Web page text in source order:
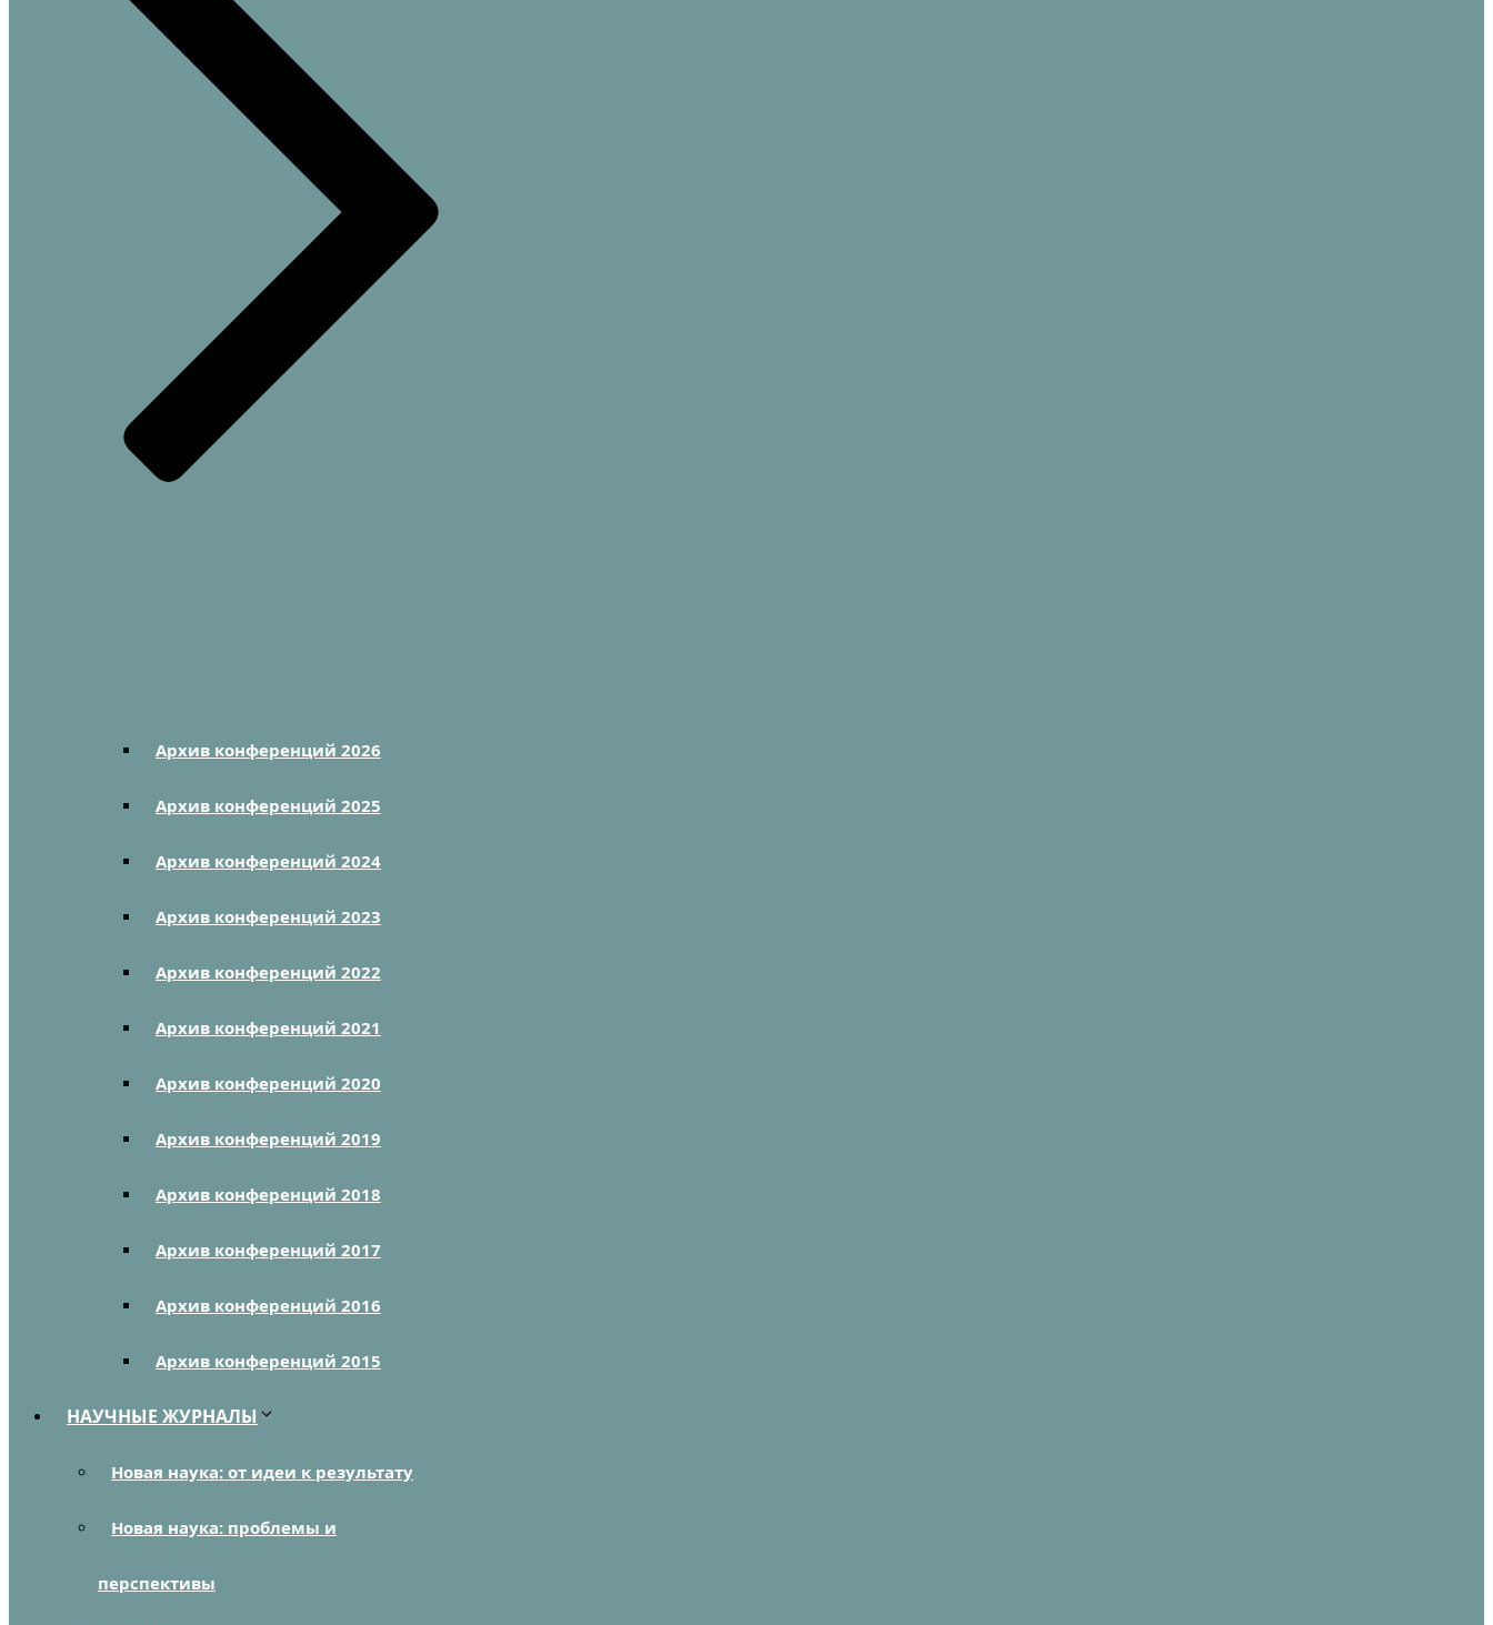
Архив конференций 2026
Архив конференций 2025
Архив конференций 2024
Архив конференций 2023
Архив конференций 2022
Архив конференций 2021
Архив конференций 2020
Архив конференций 2019
Архив конференций 2018
Архив конференций 2017
Архив конференций 2016
Архив конференций 2015
НАУЧНЫЕ ЖУРНАЛЫ
Новая наука: от идеи к результату
Новая наука: проблемы и
перспективы